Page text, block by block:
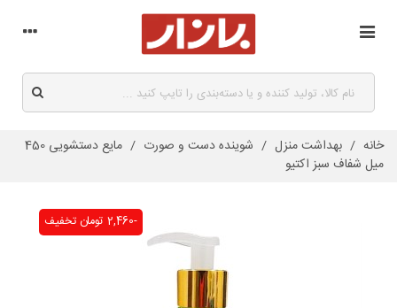
خانه / بهداشت منزل / شوینده دست و صورت /
مایع دستشویی 450
میل شفاف سبز اکتیو
تخفیف -2,460 تومان